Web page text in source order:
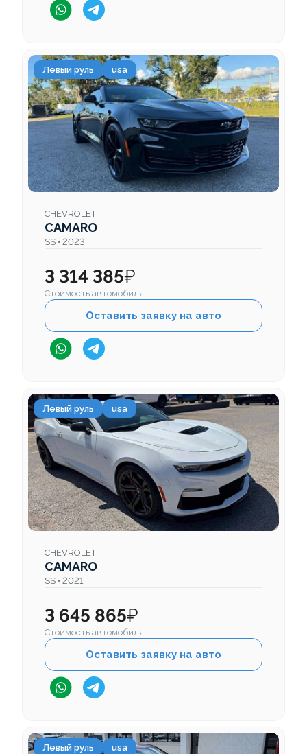
Левый руль usa
CHEVROLET
CAMARO
SS • 2023
3 314 385₽
Стоимость автомобиля
Оставить заявку на авто
Левый руль usa
CHEVROLET
CAMARO
SS • 2021
3 645 865₽
Стоимость автомобиля
Оставить заявку на авто
Левый руль usa